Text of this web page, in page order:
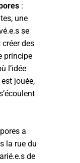
:
une
se
des
principe
l’idée
jouée,
a
la rue du
de